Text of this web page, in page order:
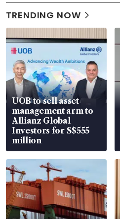
TRENDING NOW
UOB to sell asset
management arm to
Allianz Global
Investors for S$555
million